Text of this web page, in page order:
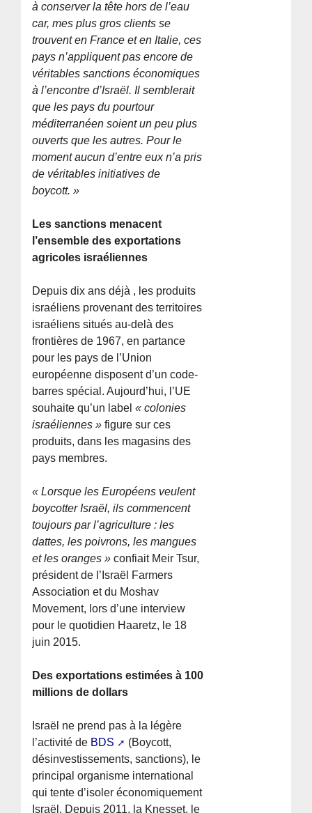
à conserver la tête hors de l’eau
car, mes plus gros clients se
trouvent en France et en Italie, ces
pays n’appliquent pas encore de
véritables sanctions économiques
à l’encontre d’Israël. Il semblerait
que les pays du pourtour
méditerranéen soient un peu plus
ouverts que les autres. Pour le
moment aucun d’entre eux n’a pris
de véritables initiatives de
boycott. »
Les sanctions menacent
l’ensemble des exportations
agricoles israéliennes
Depuis dix ans déjà , les produits
israéliens provenant des territoires
israéliens situés au-delà des
frontières de 1967, en partance
pour les pays de l’Union
européenne disposent d’un code-
barres spécial. Aujourd’hui, l’UE
souhaite qu’un label« colonies
israéliennes » figure sur ces
produits, dans les magasins des
pays membres.
« Lorsque les Européens veulent
boycotter Israël, ils commencent
toujours par l’agriculture : les
dattes, les poivrons, les mangues
et les oranges » confiait Meir Tsur,
président de l’Israël Farmers
Association et du Moshav
Movement, lors d’une interview
pour le quotidien Haaretz, le 18
juin 2015.
Des exportations estimées à 100
millions de dollars
Israël ne prend pas à la légère
l’activité de BDS
(Boycott,
désinvestissements, sanctions), le
principal organisme international
qui tente d’isoler économiquement
Israël. Depuis 2011, la Knesset, le